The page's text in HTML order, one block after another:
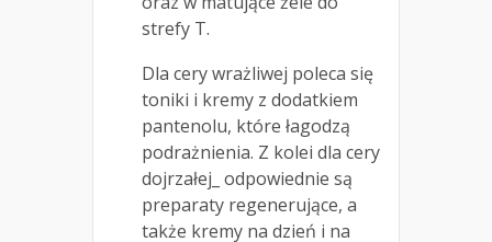
strefy T.
Dla cery wrażliwej poleca się
toniki i kremy z dodatkiem
pantenolu, które łagodzą
podrażnienia. Z kolei dla cery
dojrzałej_ odpowiednie są
preparaty regenerujące, a
także kremy na dzień i na